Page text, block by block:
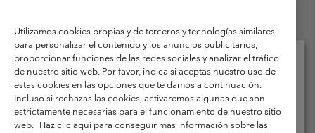
Condiciones de uso
Terminos de Venta
Garantía
Política de Privacidad
Términos y condiciones del programa de miembros
Términos De Uso Del Contenido Generado Por Los Usuarios
Impressum
Cookies Public CBCR
Utilizamos cookies propias y de terceros y tecnologías similares
para personalizar el contenido y los anuncios publicitarios,
proporcionar funciones de las redes sociales y analizar el tráfico
de nuestro sitio web. Por favor, indica si aceptas nuestro uso de
estas cookies en las opciones que te damos a continuación.
Incluso si rechazas las cookies, activaremos algunas que son
estrictamente necesarias para el funcionamiento de nuestro sitio
web. Haz clic aquí para conseguir más información sobre las
Selecciona tu país e idioma envío
Compras en línea disponibles